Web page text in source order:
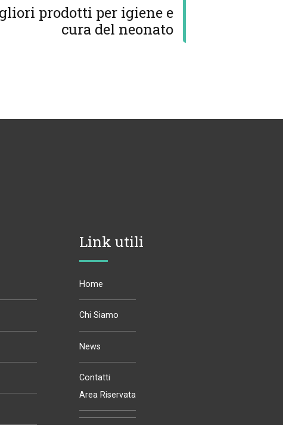
prodotti per igiene e
cura del neonato
Link utili
Home
Chi Siamo
News
Contatti
Area Riservata